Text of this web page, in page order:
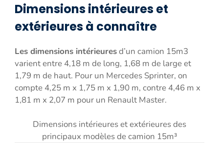
Dimensions intérieures et
extérieures à connaître
Les dimensions intérieuresd’un camion 15m3
varient entre 4,18 m de long, 1,68 m de large et
1,79 m de haut. Pour un Mercedes Sprinter, on
compte 4,25 m x 1,75 m x 1,90 m, contre 4,46 m x
1,81 m x 2,07 m pour un Renault Master.
Dimensions intérieures et extérieures des
principaux modèles de camion 15m³